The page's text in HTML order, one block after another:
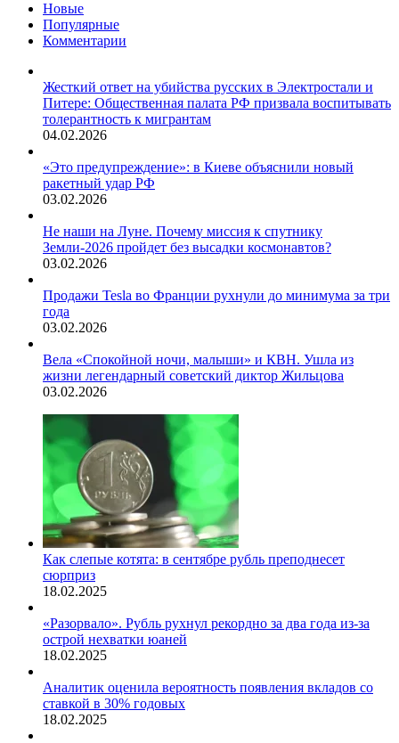
Новые
Популярные
Комментарии
Жесткий ответ на убийства русских в Электростали и
Питере: Общественная палата РФ призвала воспитывать
толерантность к мигрантам
04.02.2026
«Это предупреждение»: в Киеве объяснили новый
ракетный удар РФ
03.02.2026
Не наши на Луне. Почему миссия к спутнику
Земли-2026 пройдет без высадки космонавтов?
03.02.2026
Продажи Tesla во Франции рухнули до минимума за три
года
03.02.2026
Вела «Спокойной ночи, малыши» и КВН. Ушла из
жизни легендарный советский диктор Жильцова
03.02.2026
Как слепые котята: в сентябре рубль преподнесет
сюрприз
18.02.2025
«Разорвало». Рубль рухнул рекордно за два года из-за
острой нехватки юаней
18.02.2025
Аналитик оценила вероятность появления вкладов со
ставкой в 30% годовых
18.02.2025